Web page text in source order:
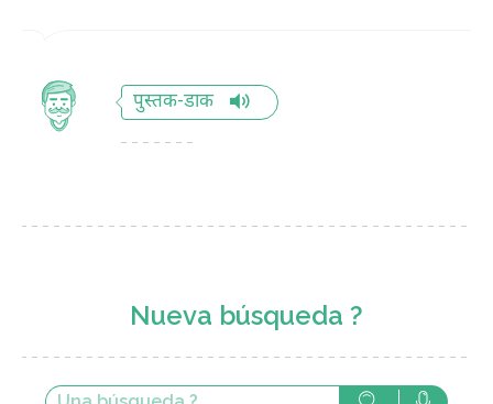
पुस्तक-डाक
Nueva búsqueda ?